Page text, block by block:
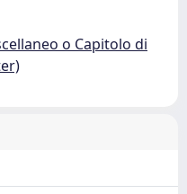
o Capitolo di